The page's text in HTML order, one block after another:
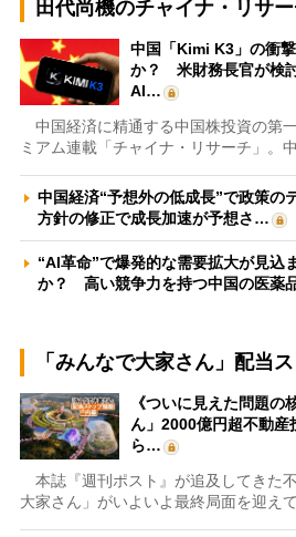
田代尚機のチャイナ・リサ
中国「Kimi K3」の衝
か？ 米財務長官が検
AI…
中国経済に精通する中国株投資の第
ミアム連載「チャイナ・リサーチ」。
中国経済“予想外の低成長”で政策
方針の修正で成長加速が予想さ…
“AI革命”で爆発的な需要拡大が見込
か？ 高い競争力を持つ中国の医薬
「みんなで大家さん」配当
《ついに見えた問題の
ん」2000億円超不動産
ら…
本誌『週刊ポスト』が追及してきた
大家さん」がいよいよ最終局面を迎え